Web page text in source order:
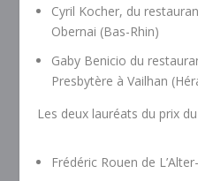
Cyril Kocher, du
Obernai (Bas-Rhin)
Gaby Benicio du
Presbytère à Vailhan
Les deux lauréats du prix
Frédéric Rouen de